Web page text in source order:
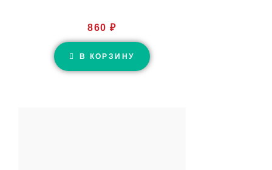
860₽
В КОРЗИНУ